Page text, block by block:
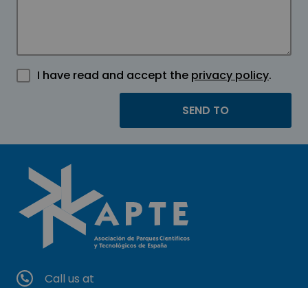
I have read and accept the privacy policy.
Call us at